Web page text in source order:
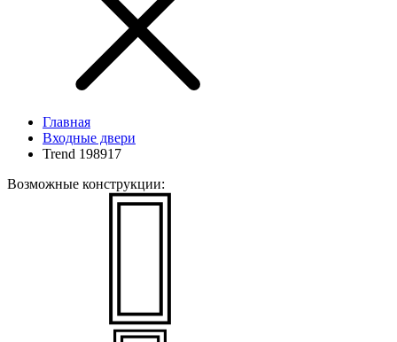
Главная
Входные двери
Trend 198917
Возможные конструкции: